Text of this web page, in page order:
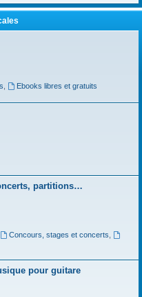
Ebooks libres et gratuits
partitions…
Concours, stages et concerts
pour guitare